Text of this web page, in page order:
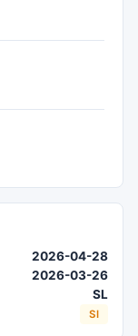
2026-04-28
2026-03-26
SL
SI